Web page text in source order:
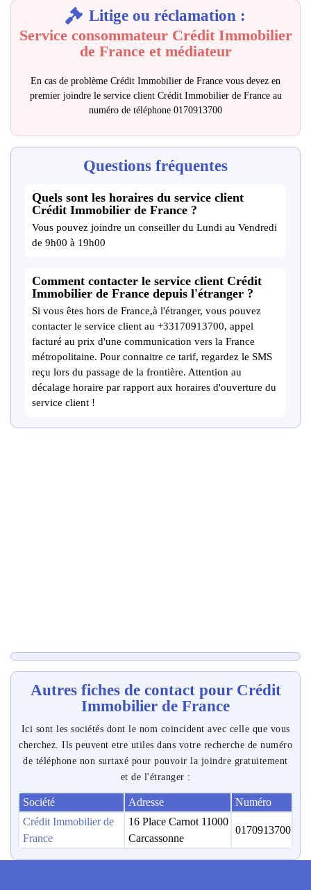
Litige ou réclamation :
Service consommateur Crédit Immobilier
de France et médiateur
En cas de problème Crédit Immobilier de France vous devez en
premier joindre le service client Crédit Immobilier de France au
numéro de téléphone 0170913700
Questions fréquentes
Quels sont les horaires du service client
Crédit Immobilier de France ?
Vous pouvez joindre un conseiller du Lundi au Vendredi
de 9h00 à 19h00
Comment contacter le service client Crédit
Immobilier de France depuis l'étranger ?
Si vous êtes hors de France,à l'étranger, vous pouvez
contacter le service client au +33170913700, appel
facturé au prix d'une communication vers la France
métropolitaine. Pour connaitre ce tarif, regardez le SMS
reçu lors du passage de la frontière. Attention au
décalage horaire par rapport aux horaires d'ouverture du
service client !
Autres fiches de contact pour Crédit
Immobilier de France
Ici sont les sociétés dont le nom coincident avec celle que vous
cherchez. Ils peuvent etre utiles dans votre recherche de numéro
de téléphone non surtaxé pour pouvoir la joindre gratuitement
et de l'étranger :
Société Adresse
Numéro
Crédit Immobilier de
France
16 Place Carnot 11000
Carcassonne
0170913700